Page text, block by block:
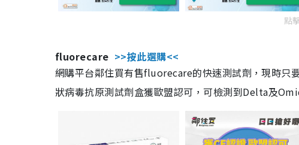
點
fluorecare >>按此選購<<
網購平台鄰住買有售fluorecare的快速測試劑，現時只
狀病毒抗原測試劑盒獲歐盟認可，可檢測到Delta及